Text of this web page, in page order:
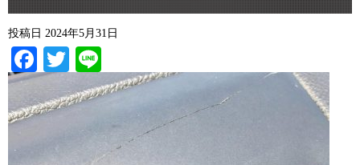
投稿日 2024年5月31日
Facebook
Twitter